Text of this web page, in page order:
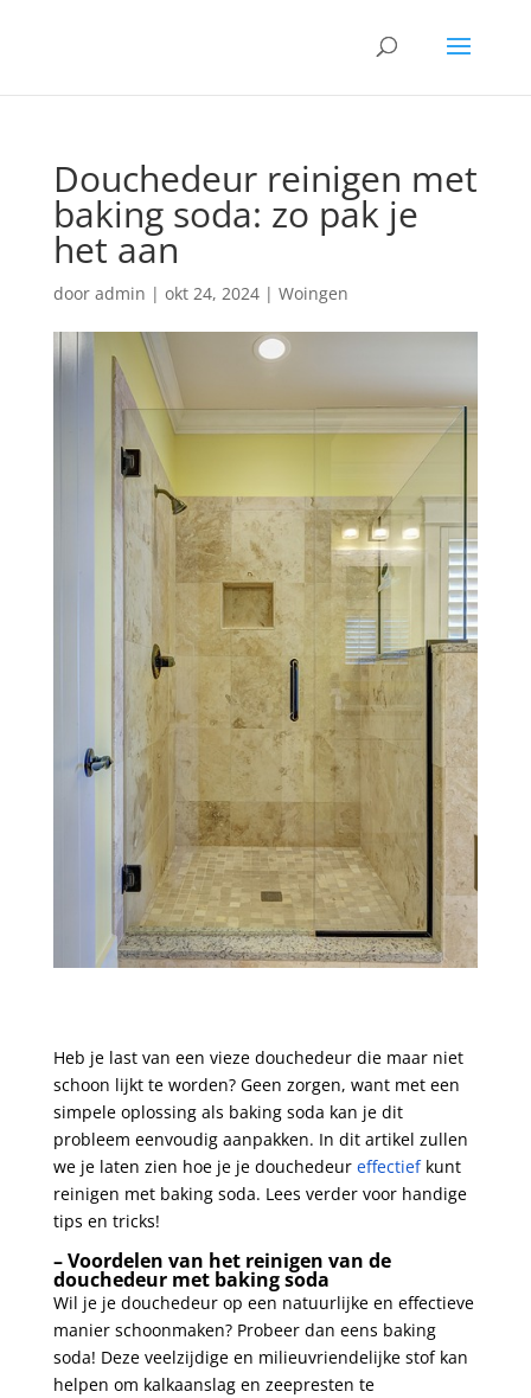
Douchedeur reinigen met
baking soda: zo pak je
het aan
door admin | okt 24, 2024| Woingen
Heb je last van ⁢een vieze douchedeur die maar ⁤niet
schoon lijkt ‍te worden?‍ Geen zorgen, want met een‍
simpele oplossing ‍als baking⁤ soda ‌kan je dit
probleem eenvoudig aanpakken. In ‍dit artikel zullen⁢
we je​ laten⁢ zien⁢ hoe ⁣je je douchedeur effectiefkunt
reinigen met ​baking soda. Lees verder voor handige
tips⁤ en⁤ tricks!
– Voordelen van het reinigen​ van ‌de
douchedeur met ⁤baking soda
Wil je je douchedeur⁣ op een natuurlijke ⁣en effectieve
manier schoonmaken? Probeer dan eens baking
soda! Deze veelzijdige en milieuvriendelijke stof kan
helpen om kalkaanslag⁤ en zeepresten te